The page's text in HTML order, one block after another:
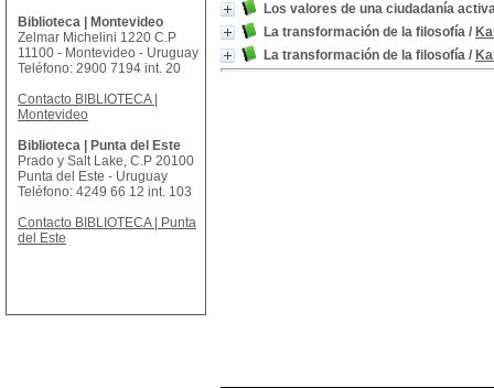
Los valores de una ciudadanía
La transformación de la filosofía /
La transformación de la filosofía /
Biblioteca | Montevideo
Zelmar Michelini 1220 C.P
11100 - Montevideo - Uruguay
Teléfono: 2900 7194 int. 20
Contacto BIBLIOTECA |
Montevideo
Biblioteca | Punta del Este
Prado y Salt Lake, C.P 20100
Punta del Este - Uruguay
Teléfono: 4249 66 12 int. 103
Contacto BIBLIOTECA | Punta
del Este